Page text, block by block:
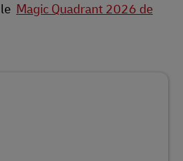
Magic Quadrant 2026 de